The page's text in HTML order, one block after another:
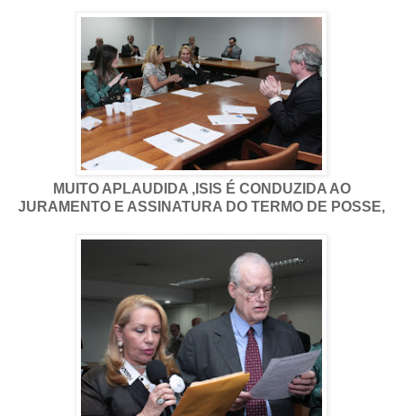
MUITO APLAUDIDA ,ISIS É CONDUZIDA AO
JURAMENTO E ASSINATURA DO TERMO DE POSSE,